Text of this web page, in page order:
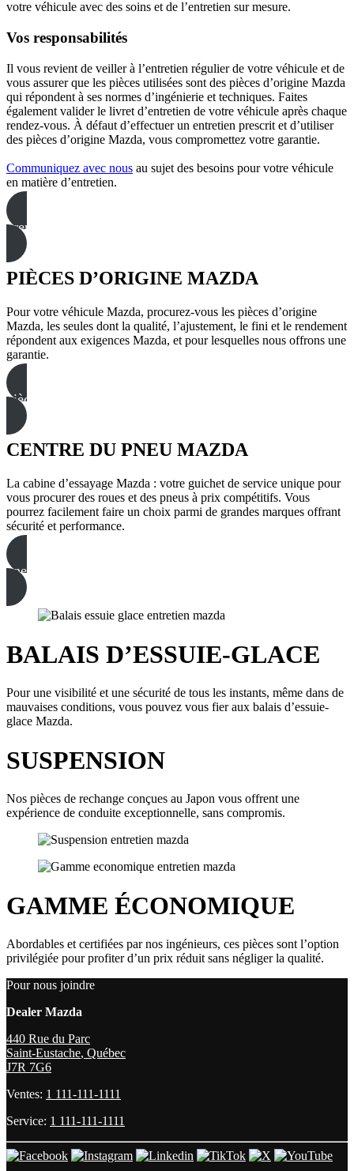
votre véhicule avec des soins et de l’entretien sur mesure.
Vos responsabilités
Il vous revient de veiller à l’entretien régulier de votre véhicule et de
vous assurer que les pièces utilisées sont des pièces d’origine Mazda
qui répondent à ses normes d’ingénierie et techniques. Faites
également valider le livret d’entretien de votre véhicule après chaque
rendez-vous. À défaut d’effectuer un entretien prescrit et d’utiliser
des pièces d’origine Mazda, vous compromettez votre garantie.
Communiquez avec nous au sujet des besoins pour votre véhicule
en matière d’entretien.
prenez rendez-vous au service
PIÈCES D’ORIGINE MAZDA
Pour votre véhicule Mazda, procurez-vous les pièces d’origine
Mazda, les seules dont la qualité, l’ajustement, le fini et le rendement
répondent aux exigences Mazda, et pour lesquelles nous offrons une
garantie.
pièces mazda
CENTRE DU PNEU MAZDA
La cabine d’essayage Mazda : votre guichet de service unique pour
vous procurer des roues et des pneus à prix compétitifs. Vous
pourrez facilement faire un choix parmi de grandes marques offrant
sécurité et performance.
pneus mazda
BALAIS D’ESSUIE-GLACE
Pour une visibilité et une sécurité de tous les instants, même dans de
mauvaises conditions, vous pouvez vous fier aux balais d’essuie-
glace Mazda.
SUSPENSION
Nos pièces de rechange conçues au Japon vous offrent une
expérience de conduite exceptionnelle, sans compromis.
GAMME ÉCONOMIQUE
Abordables et certifiées par nos ingénieurs, ces pièces sont l’option
privilégiée pour profiter d’un prix réduit sans négliger la qualité.
Pour nous joindre
Dealer Mazda
440 Rue du Parc
Saint-Eustache, Québec
J7R 7G6
Ventes: 1 111-111-1111
Service: 1 111-111-1111